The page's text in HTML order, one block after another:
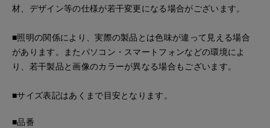
材、デザイン等の仕様が若干変更になる場合がございます。
■照明の関係により、実際の製品とは色味が違って見える場合
があります。またパソコン・スマートフォンなどの環境によ
り、若干製品と画像のカラーが異なる場合もございます。
■サイズ表記はあくまで目安となります。
■品番